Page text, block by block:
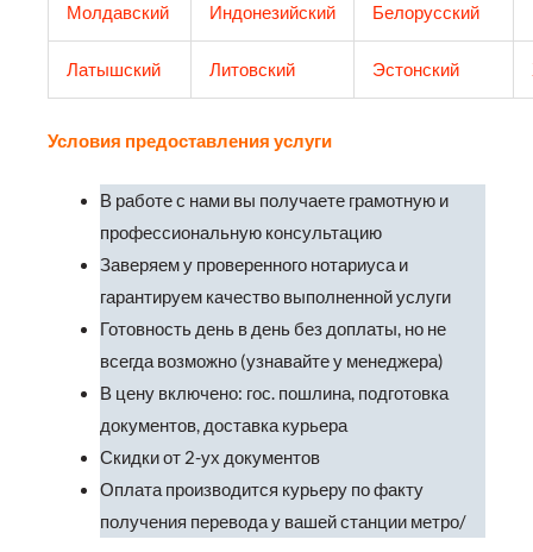
Молдавский Индонезийский Белорусский
Латышский Литовский Эстонский
Условия предоставления услуги
В работе с нами вы получаете грамотную и
профессиональную консультацию
Заверяем у проверенного нотариуса и
гарантируем качество выполненной услуги
Готовность день в день без доплаты, но не
всегда возможно (узнавайте у менеджера)
В цену включено: гос. пошлина, подготовка
документов, доставка курьера
Скидки от 2-ух документов
Оплата производится курьеру по факту
получения перевода у вашей станции метро/